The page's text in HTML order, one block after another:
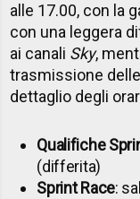
alle 17.00, con la
con una leggera
ai canali Sky,
trasmissione
dettaglio degli
Qualifiche
(differita)
Sprint Race: